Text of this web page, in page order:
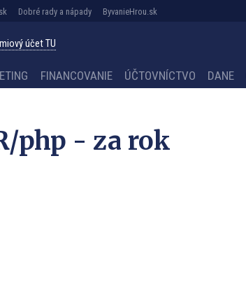
Dobré rady a nápady ByvanieHrou.sk
účet TU
FINANCOVANIE ÚČTOVNÍCTVO DANE
php - za rok